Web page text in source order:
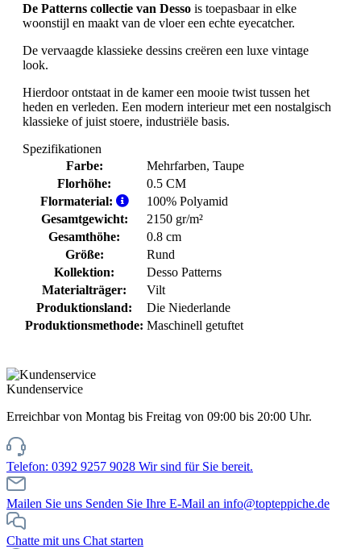
De Patterns collectie van Desso is toepasbaar in elke
woonstijl en maakt van de vloer een echte eyecatcher.
De vervaagde klassieke dessins creëren een luxe vintage
look.
Hierdoor ontstaat in de kamer een mooie twist tussen het
heden en verleden. Een modern interieur met een nostalgisch
klassieke of juist stoere, industriële basis.
Spezifikationen
Farbe:
Mehrfarben, Taupe
Florhöhe:
0.5 CM
Flormaterial:
100% Polyamid
Gesamtgewicht:
2150 gr/m²
Gesamthöhe:
0.8 cm
Größe:
Rund
Kollektion:
Desso Patterns
Materialträger:
Vilt
Produktionsland:
Die Niederlande
Produktionsmethode: Maschinell getuftet
Kundenservice
Erreichbar von Montag bis Freitag von 09:00 bis 20:00 Uhr.
Telefon: 0392 9257 9028 Wir sind für Sie bereit.
Mailen Sie uns Senden Sie Ihre E-Mail an info@topteppiche.de
Chatte mit uns Chat starten